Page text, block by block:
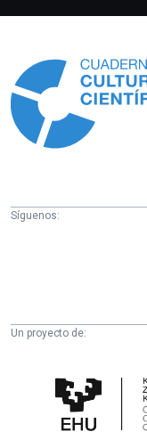
Síguenos:
Un proyecto de:
Cultura
Científica